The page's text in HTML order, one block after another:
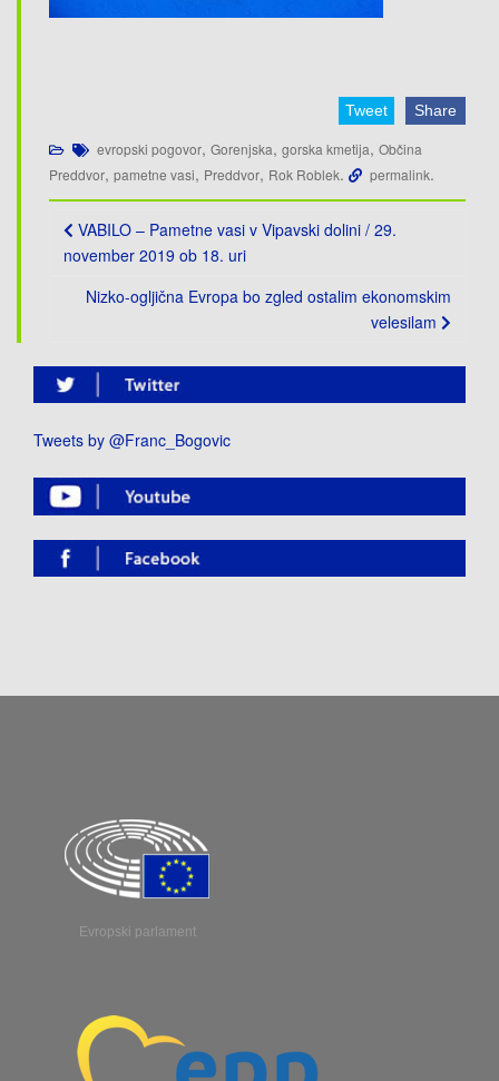
Tweet Share
evropski pogovor, Gorenjska, gorska kmetija, Občina
Preddvor, pametne vasi, Preddvor, Rok Roblek. permalink.
Post
navigation
VABILO – Pametne vasi v Vipavski dolini / 29.
november 2019 ob 18. uri
Nizko-ogljična Evropa bo zgled ostalim ekonomskim
velesilam
Tweets by @Franc_Bogovic
Evropski parlament